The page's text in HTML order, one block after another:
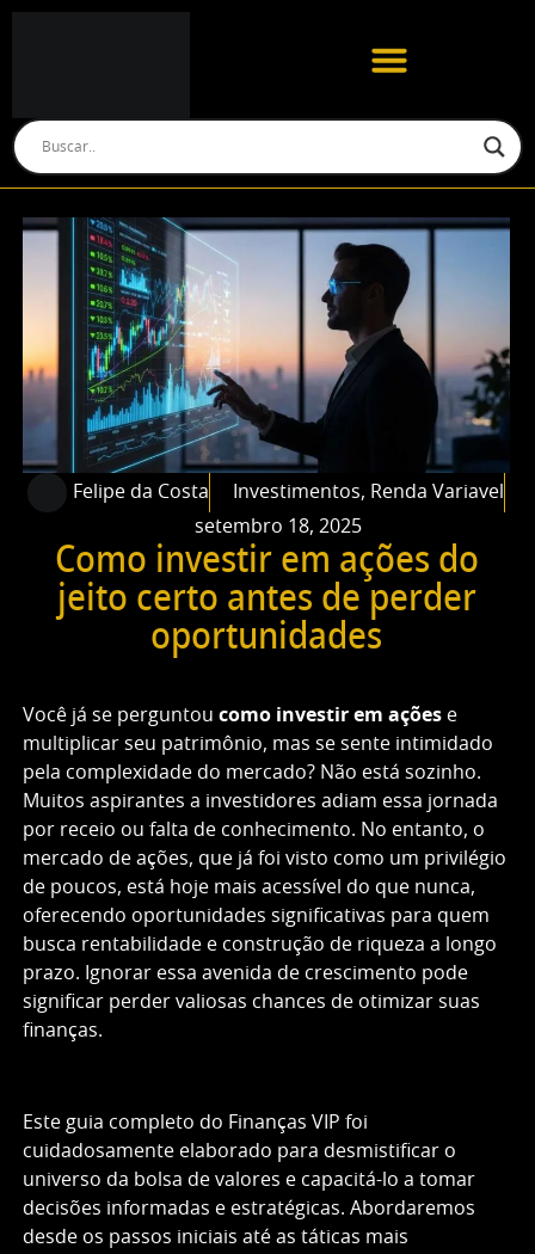
Felipe da Costa Investimentos, Renda Variavel
setembro 18, 2025
Como investir em ações do
jeito certo antes de perder
oportunidades
Você já se perguntou como investir em ações e
multiplicar seu patrimônio, mas se sente intimidado
pela complexidade do mercado? Não está sozinho.
Muitos aspirantes a investidores adiam essa jornada
por receio ou falta de conhecimento. No entanto, o
mercado de ações, que já foi visto como um privilégio
de poucos, está hoje mais acessível do que nunca,
oferecendo oportunidades significativas para quem
busca rentabilidade e construção de riqueza a longo
prazo. Ignorar essa avenida de crescimento pode
significar perder valiosas chances de otimizar suas
finanças.
Este guia completo do Finanças VIP foi
cuidadosamente elaborado para desmistificar o
universo da bolsa de valores e capacitá-lo a tomar
decisões informadas e estratégicas. Abordaremos
desde os passos iniciais até as táticas mais